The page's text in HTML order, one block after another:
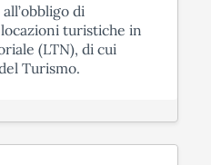
di
turistiche in
(LTN), di cui
Turismo.